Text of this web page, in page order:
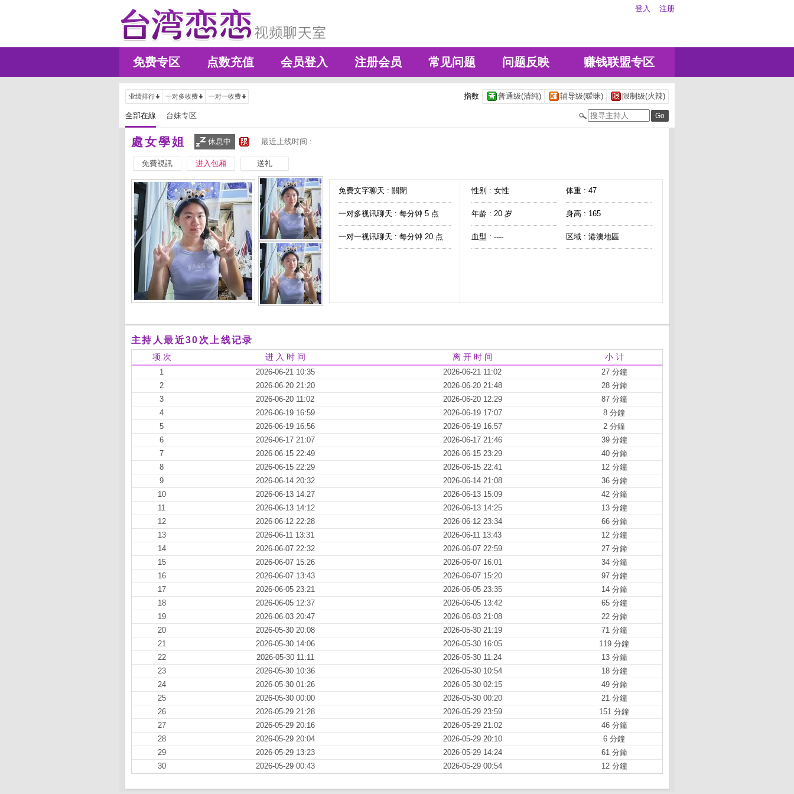
登入 注册
免费专区 点数充值 会员登入 注册会员 常见问题 问题反映 赚钱联盟专区
业绩排行 一对多收费 一对一收费 指数 普通级(清纯) 辅导级(暧昧) 限制级(火辣)
全部在線 台妹专区
處女學姐 休息中 最近上线时间 :
免費視訊 进入包厢 送礼
免费文字聊天 : 關閉
一对多视讯聊天 : 每分钟 5 点
一对一视讯聊天 : 每分钟 20 点
性别 : 女性 体重 : 47
年龄 : 20 岁 身高 : 165
血型 : ---- 区域 : 港澳地區
主持人最近30次上线记录
项 次 进 入 时 间 离 开 时 间 小 计
1 2026-06-21 10:35 2026-06-21 11:02
27 分鐘
2
2026-06-20 21:20 2026-06-20 21:48
28 分鐘
3
2026-06-20 11:02 2026-06-20 12:29
87 分鐘
4
2026-06-19 16:59 2026-06-19 17:07
8 分鐘
5
2026-06-19 16:56 2026-06-19 16:57
2 分鐘
6
2026-06-17 21:07 2026-06-17 21:46
39 分鐘
7
2026-06-15 22:49 2026-06-15 23:29
40 分鐘
8
2026-06-15 22:29 2026-06-15 22:41
12 分鐘
9
2026-06-14 20:32 2026-06-14 21:08
36 分鐘
10
2026-06-13 14:27 2026-06-13 15:09
42 分鐘
11
2026-06-13 14:12 2026-06-13 14:25
13 分鐘
12
2026-06-12 22:28 2026-06-12 23:34
66 分鐘
13
2026-06-11 13:31 2026-06-11 13:43
12 分鐘
14
2026-06-07 22:32 2026-06-07 22:59
27 分鐘
15
2026-06-07 15:26 2026-06-07 16:01
34 分鐘
16
2026-06-07 13:43 2026-06-07 15:20
97 分鐘
17
2026-06-05 23:21 2026-06-05 23:35
14 分鐘
18
2026-06-05 12:37 2026-06-05 13:42
65 分鐘
19
2026-06-03 20:47 2026-06-03 21:08
22 分鐘
20
2026-05-30 20:08 2026-05-30 21:19
71 分鐘
21
2026-05-30 14:06 2026-05-30 16:05
119 分鐘
22
2026-05-30 11:11 2026-05-30 11:24
13 分鐘
23
2026-05-30 10:36 2026-05-30 10:54
18 分鐘
24
2026-05-30 01:26 2026-05-30 02:15
49 分鐘
25
2026-05-30 00:00 2026-05-30 00:20
21 分鐘
26
2026-05-29 21:28 2026-05-29 23:59
151 分鐘
27
2026-05-29 20:16 2026-05-29 21:02
46 分鐘
28
2026-05-29 20:04 2026-05-29 20:10
6 分鐘
29
2026-05-29 13:23 2026-05-29 14:24
61 分鐘
30
2026-05-29 00:43 2026-05-29 00:54 12 分鐘